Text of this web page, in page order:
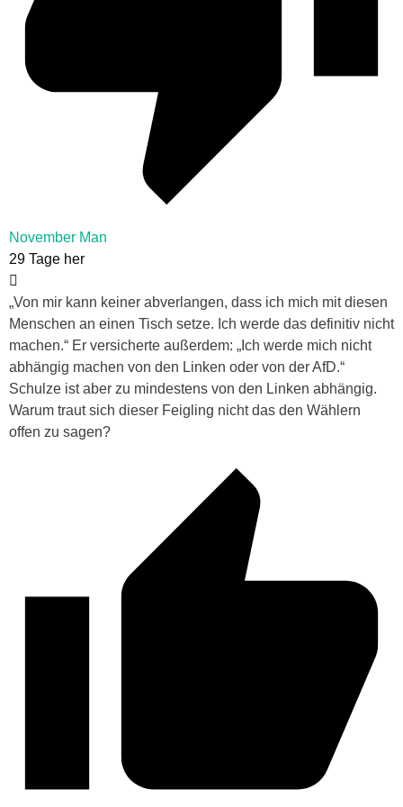
November Man
29 Tage her
„Von mir kann keiner abverlangen, dass ich mich mit diesen
Menschen an einen Tisch setze. Ich werde das definitiv nicht
machen.“ Er versicherte außerdem: „Ich werde mich nicht
abhängig machen von den Linken oder von der AfD.“
Schulze ist aber zu mindestens von den Linken abhängig.
Warum traut sich dieser Feigling nicht das den Wählern
offen zu sagen?